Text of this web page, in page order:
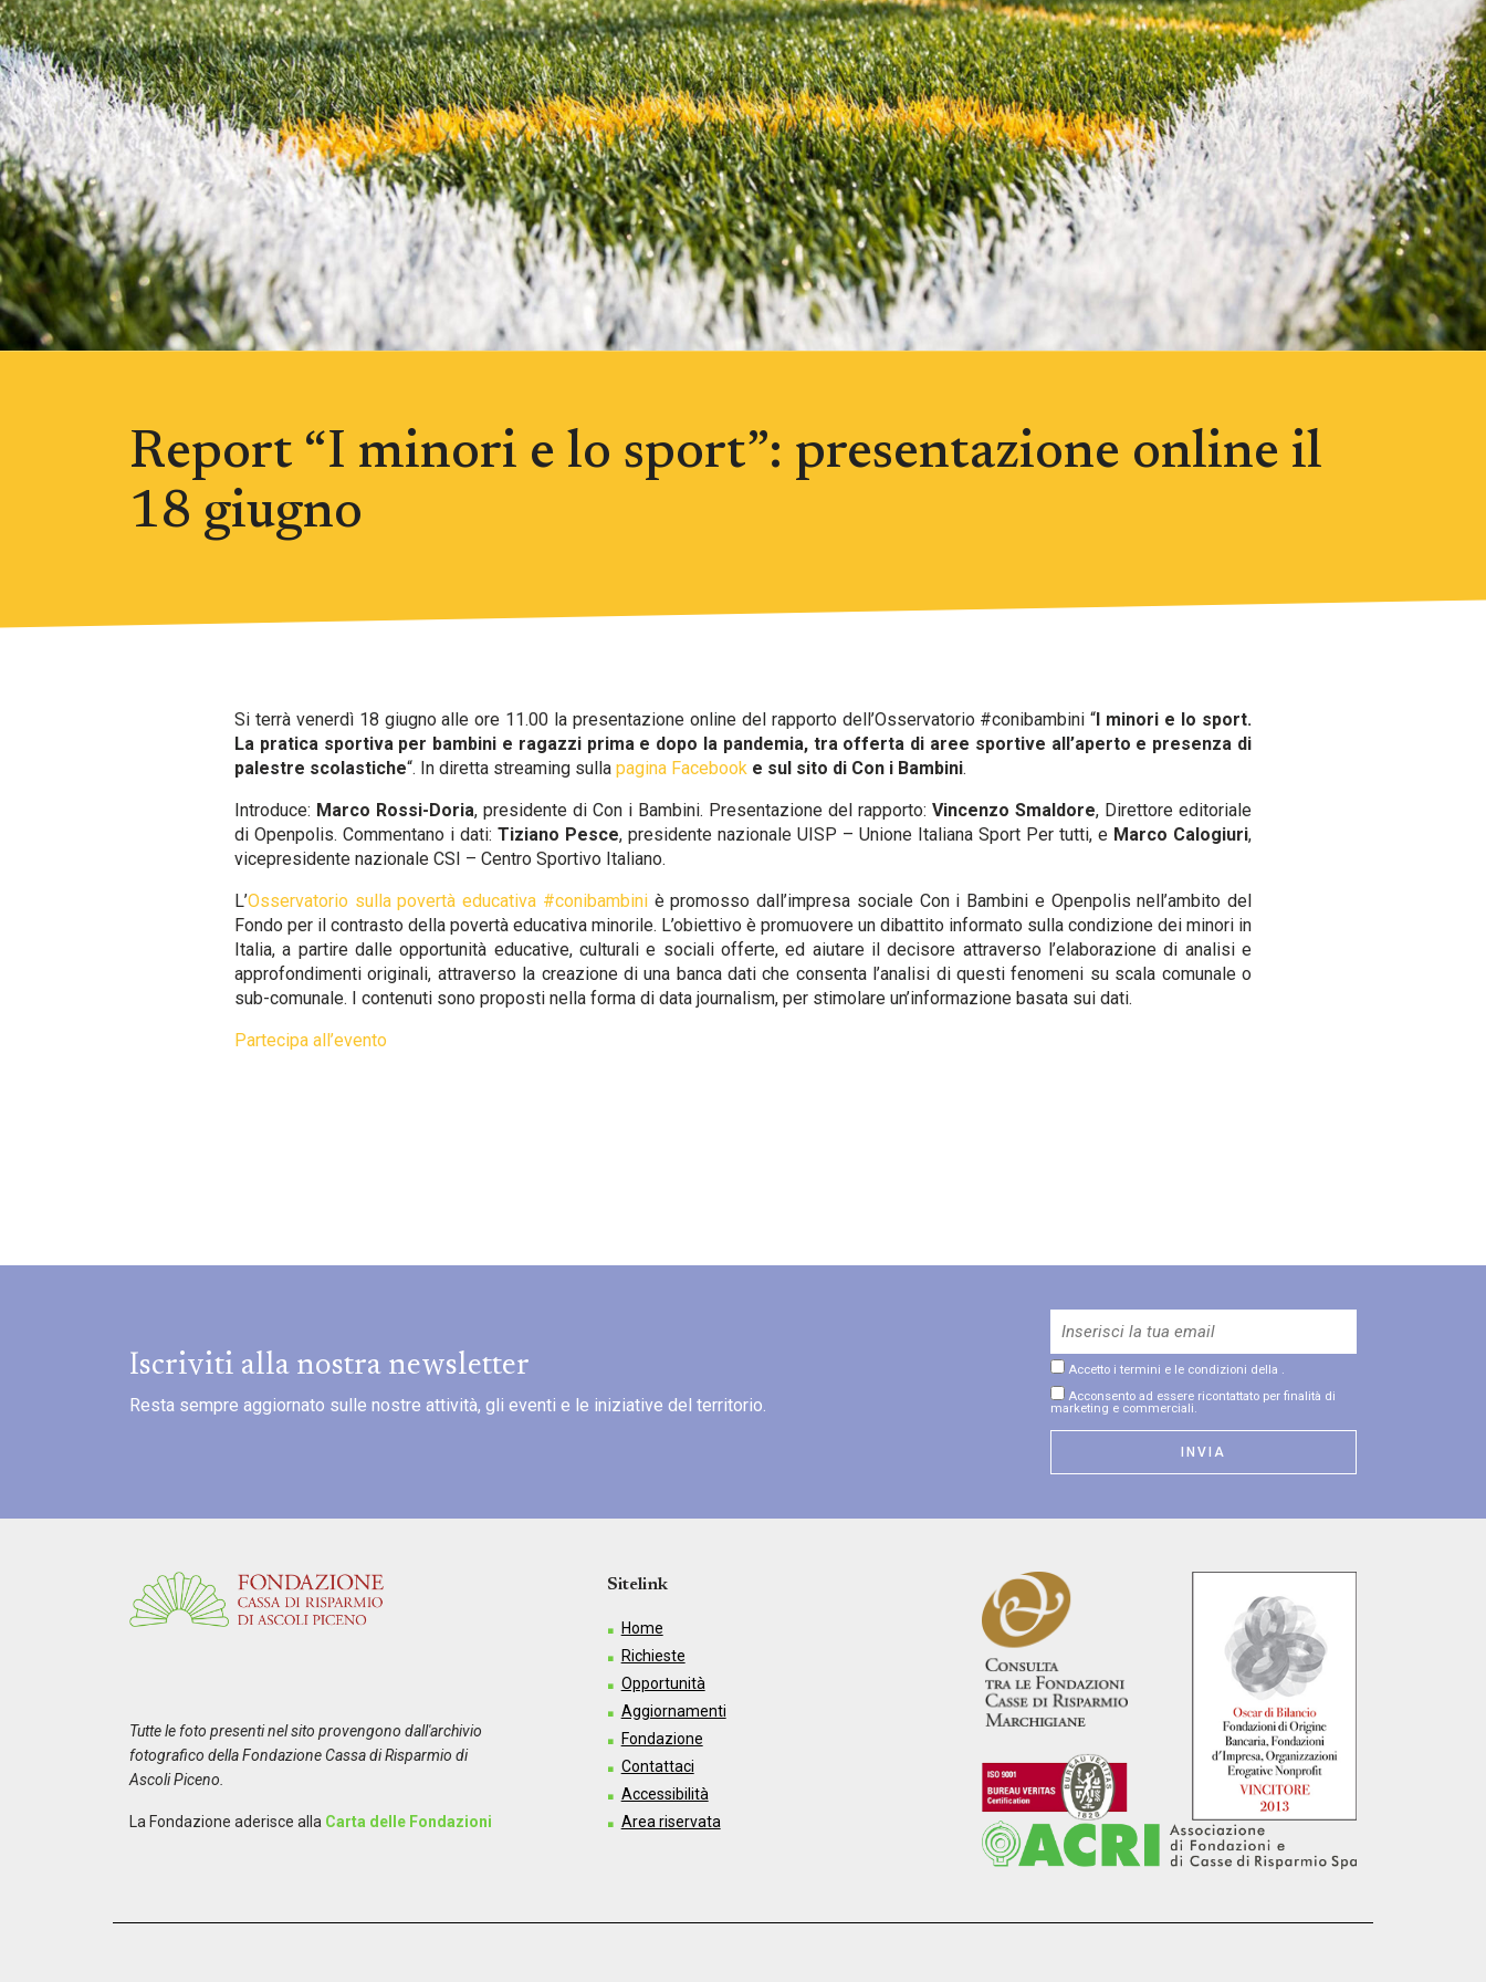
Report “I minori e lo sport”: presentazione online il
18 giugno
Si terrà venerdì 18 giugno alle ore 11.00 la presentazione online del rapporto dell’Osservatorio #conibambini “I minori e lo sport.
La pratica sportiva per bambini e ragazzi prima e dopo la pandemia, tra offerta di aree sportive all’aperto e presenza di
palestre scolastiche“. In diretta streaming sulla pagina Facebook e sul sito di Con i Bambini.
Introduce: Marco Rossi-Doria, presidente di Con i Bambini. Presentazione del rapporto: Vincenzo Smaldore, Direttore editoriale
di Openpolis. Commentano i dati: Tiziano Pesce, presidente nazionale UISP – Unione Italiana Sport Per tutti, e Marco Calogiuri,
vicepresidente nazionale CSI – Centro Sportivo Italiano.
L’Osservatorio sulla povertà educativa #conibambiniè promosso dall’impresa sociale Con i Bambini e Openpolis nell’ambito del
Fondo per il contrasto della povertà educativa minorile. L’obiettivo è promuovere un dibattito informato sulla condizione dei minori in
Italia, a partire dalle opportunità educative, culturali e sociali offerte, ed aiutare il decisore attraverso l’elaborazione di analisi e
approfondimenti originali, attraverso la creazione di una banca dati che consenta l’analisi di questi fenomeni su scala comunale o
sub-comunale. I contenuti sono proposti nella forma di data journalism, per stimolare un’informazione basata sui dati.
Partecipa all’evento
Iscriviti alla nostra newsletter
Resta sempre aggiornato sulle nostre attività, gli eventi e le iniziative del territorio.
Accetto i termini e le condizioni della
Acconsento ad essere ricontattato per finalità di
marketing e commerciali.
Tutte le foto presenti nel sito provengono dall'archivio
fotografico della Fondazione Cassa di Risparmio di
Ascoli Piceno.
La Fondazione aderisce alla Carta delle Fondazioni
Sitelink
Home
Richieste
Opportunità
Aggiornamenti
Fondazione
Contattaci
Accessibilità
Area riservata